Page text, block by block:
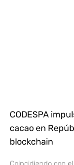
CODESPA
cacao en
blockchain